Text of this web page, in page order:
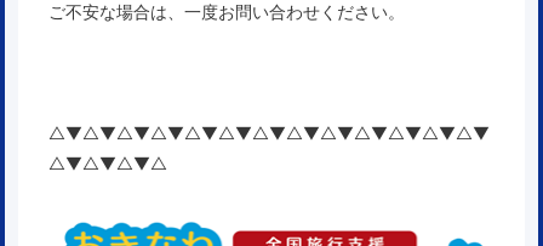
ご不安な場合は、一度お問い合わせください。
△▼△▼△▼△▼△▼△▼△▼△▼△▼△▼△▼△▼△▼
△▼△▼△▼△